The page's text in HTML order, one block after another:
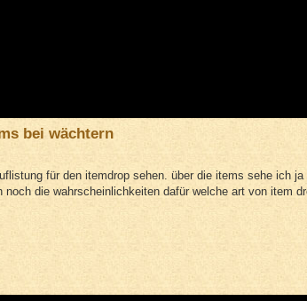
bei wächtern
für den itemdrop sehen. über die items sehe ich
die wahrscheinlichkeiten dafür welche art von item